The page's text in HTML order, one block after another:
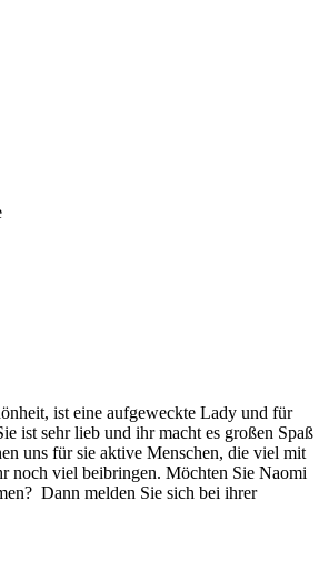
ist eine aufgeweckte Lady und für
ist sehr lieb und ihr macht es großen Spaß
uns für sie aktive Menschen, die viel mit
noch viel beibringen. Möchten Sie Naomi
Dann melden Sie sich bei ihrer